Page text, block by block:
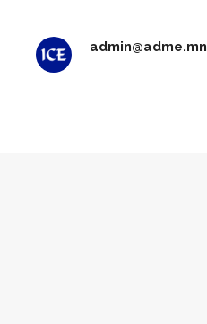
admin@adme.mn